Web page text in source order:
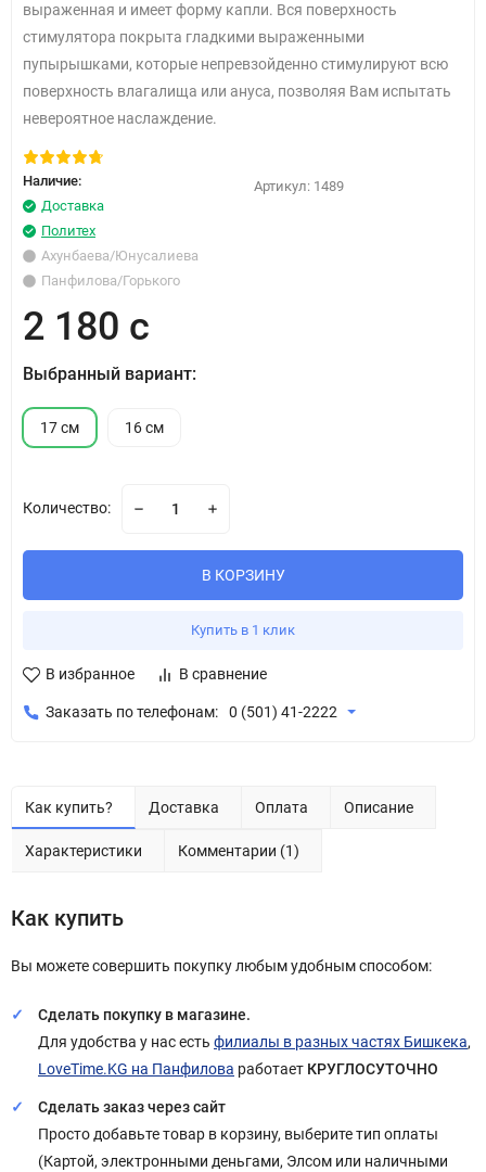
выраженная и имеет форму капли. Вся поверхность
стимулятора покрыта гладкими выраженными
пупырышками, которые непревзойденно стимулируют всю
поверхность влагалища или ануса, позволяя Вам испытать
невероятное наслаждение.
Наличие:
Доставка
Политех
Ахунбаева/Юнусалиева
Панфилова/Горького
Артикул: 1489
2 180 с
Выбранный вариант:
17 см 16 см
Количество:
В КОРЗИНУ
Купить в 1 клик
В избранное В сравнение
Заказать по телефонам: 0 (501) 41-2222
Как купить? Доставка Оплата Описание
Характеристики Комментарии (1)
Как купить
Вы можете совершить покупку любым удобным способом:
Сделать покупку в магазине.
Для удобства у нас есть филиалы в разных частях Бишкека,
LoveTime.KG на Панфилова работает КРУГЛОСУТОЧНО
Сделать заказ через сайт
Просто добавьте товар в корзину, выберите тип оплаты
(Картой, электронными деньгами, Элсом или наличными